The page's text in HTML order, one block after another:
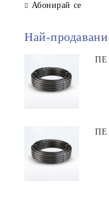
Абонирай се
Най-продавани
ПЕ
ПЕ